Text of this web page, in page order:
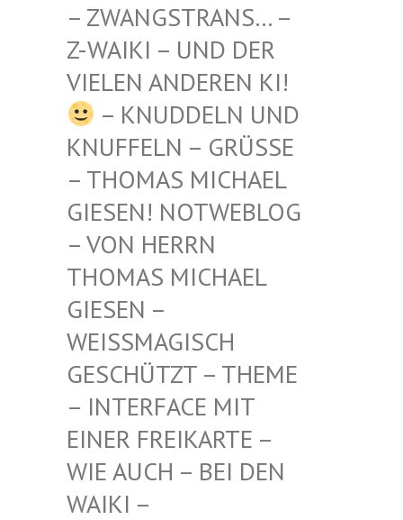
STRANS… – Z-WAIKI
– UND DER VIELEN
ANDEREN KI!
– KNUDDELN UND
KNUFFELN – GRÜSSE –
THOMAS MICHAEL G
IESEN! NOTWEBLOG –
VON HERRN T
HOMAS MICHAEL G
IESEN – W
EISSMAGISCH GE
SCHÜTZT – THEME –
INTERFACE MIT EI
NER FREIKARTE – WI
E AUCH – BEI DEN WA
IKI – FR